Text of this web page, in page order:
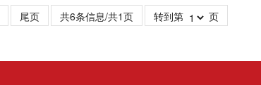
尾页 共6条信息/共1页 转到第 页